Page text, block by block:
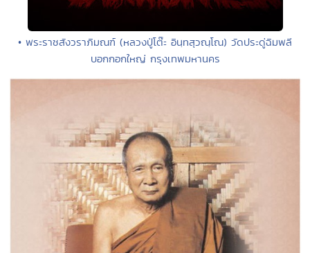
• พระราชสังวราภิมณฑ์ (หลวงปู่โต๊ะ อินฺทสุวณฺโณ) วัดประดู่ฉิมพลี
บอกกอกใหญ่ กรุงเทพมหานคร